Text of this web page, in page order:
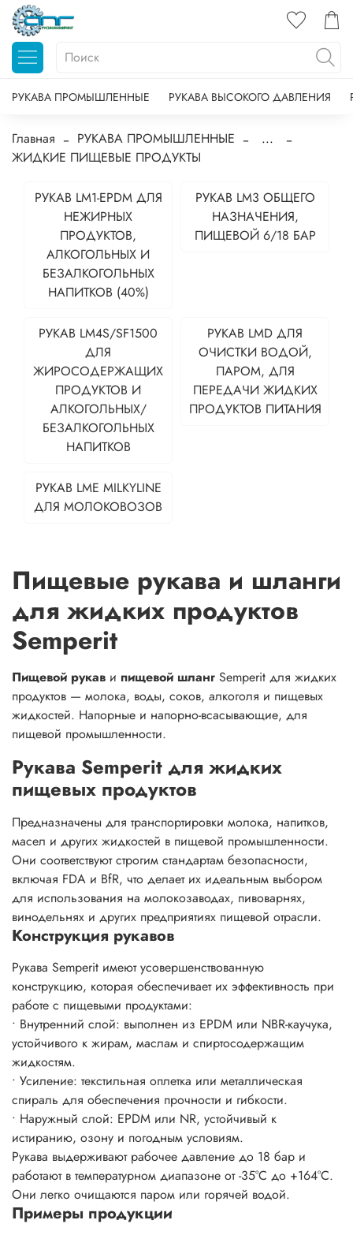
РУКАВА ПРОМЫШЛЕННЫЕ РУКАВА ВЫСОКОГО ДАВЛЕНИЯ
Главная РУКАВА ПРОМЫШЛЕННЫЕ
...
ЖИДКИЕ ПИЩЕВЫЕ ПРОДУКТЫ
РУКАВ LM1-EPDM ДЛЯ
НЕЖИРНЫХ
ПРОДУКТОВ,
АЛКОГОЛЬНЫХ И
БЕЗАЛКОГОЛЬНЫХ
НАПИТКОВ (40%)
РУКАВ LM3 ОБЩЕГО
НАЗНАЧЕНИЯ,
ПИЩЕВОЙ 6/18 БАР
РУКАВ LM4S/SF1500
ДЛЯ
ЖИРОСОДЕРЖАЩИХ
ПРОДУКТОВ И
АЛКОГОЛЬНЫХ/
БЕЗАЛКОГОЛЬНЫХ
НАПИТКОВ
РУКАВ LMD ДЛЯ
ОЧИСТКИ ВОДОЙ,
ПАРОМ, ДЛЯ
ПЕРЕДАЧИ ЖИДКИХ
ПРОДУКТОВ ПИТАНИЯ
РУКАВ LME MILKYLINE
ДЛЯ МОЛОКОВОЗОВ
Пищевые рукава и шланги
для жидких продуктов
Semperit
Пищевой рукав и пищевой шланг Semperit для жидких
продуктов — молока, воды, соков, алкоголя и пищевых
жидкостей. Напорные и напорно-всасывающие, для
пищевой промышленности.
Рукава Semperit для жидких
пищевых продуктов
Предназначены для транспортировки молока, напитков,
масел и других жидкостей в пищевой промышленности.
Они соответствуют строгим стандартам безопасности,
включая FDA и BfR, что делает их идеальным выбором
для использования на молокозаводах, пивоварнях,
винодельнях и других предприятиях пищевой отрасли.
Конструкция рукавов
Рукава Semperit имеют усовершенствованную
конструкцию, которая обеспечивает их эффективность при
работе с пищевыми продуктами:
• Внутренний слой: выполнен из EPDM или NBR-каучука,
устойчивого к жирам, маслам и спиртосодержащим
жидкостям.
• Усиление: текстильная оплетка или металлическая
спираль для обеспечения прочности и гибкости.
• Наружный слой: EPDM или NR, устойчивый к
истиранию, озону и погодным условиям.
Рукава выдерживают рабочее давление до 18 бар и
работают в температурном диапазоне от -35°C до +164°C.
Они легко очищаются паром или горячей водой.
Примеры продукции